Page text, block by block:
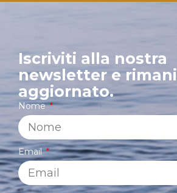
Iscriviti alla nostra
newsletter e rimani
aggiornato.
Nome
Email